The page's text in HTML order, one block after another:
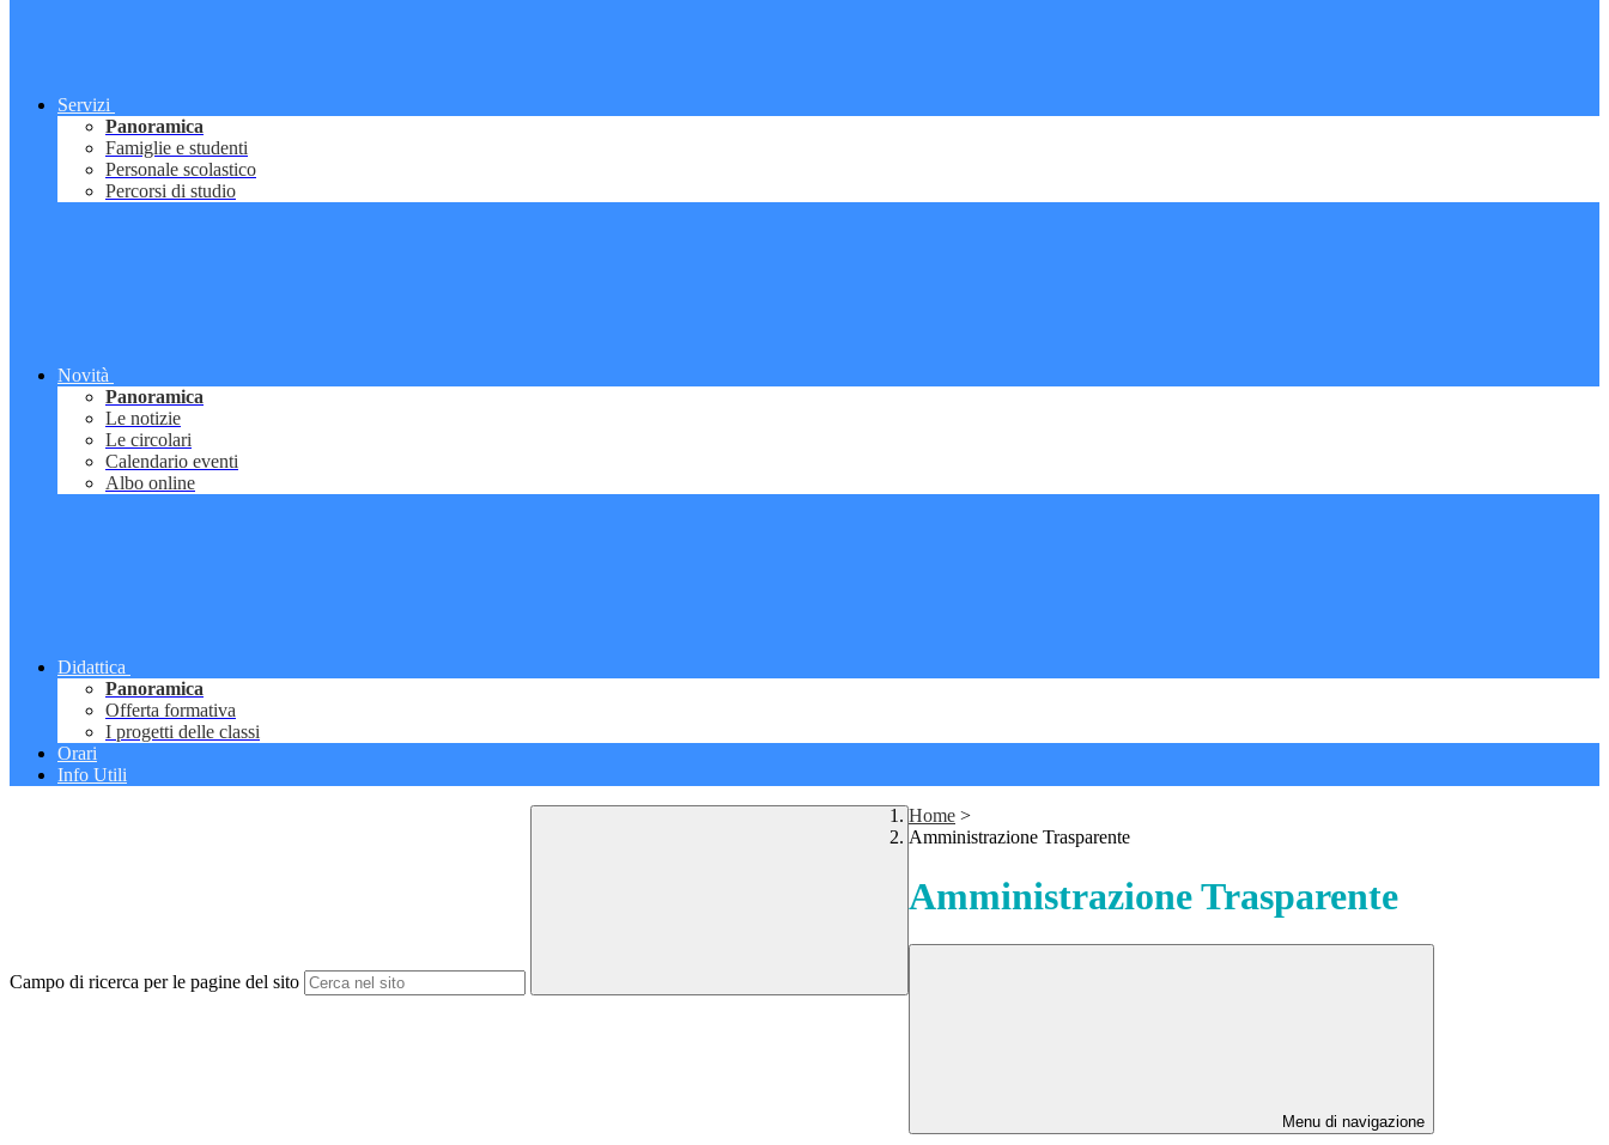
Servizi
Panoramica
Famiglie e studenti
Personale scolastico
Percorsi di studio
Novità
Panoramica
Le notizie
Le circolari
Calendario eventi
Albo online
Didattica
Panoramica
Offerta formativa
I progetti delle classi
Orari
Info Utili
Campo di ricerca per le pagine del sito
Home >
Amministrazione Trasparente
Amministrazione Trasparente
Menu di navigazione